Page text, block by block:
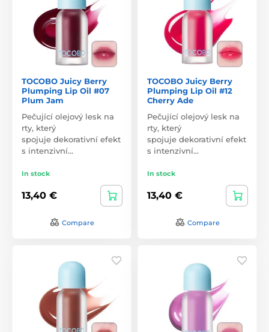
TOCOBO Juicy Berry
Plumping Lip Oil #07
Plum Jam
Pečující olejový lesk na
rty, který
spojuje dekorativní efekt
s intenzivní…
In stock
13,40 €
Compare
TOCOBO Juicy Berry
Plumping Lip Oil #12
Cherry Ade
Pečující olejový lesk na
rty, který
spojuje dekorativní efekt
s intenzivní…
In stock
13,40 €
Compare